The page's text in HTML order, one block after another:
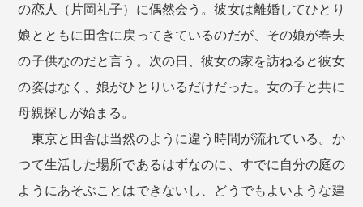
の恋人（片岡礼子）に偶然会う。彼女は離婚してひとり
娘とともに田舎に戻ってきているのだが、その娘が春夫
の子供なのだと言う。次の日、彼女の家を訪ねると彼女
の姿はなく、娘がひとりいるだけだった。女の子と共に
母親探しが始まる。
東京と田舎は当然のように違う時間が流れている。か
つて生活した場所であるはずなのに、すでに自分の庭の
ようにあそぶことはできないし、どうでもよいような建